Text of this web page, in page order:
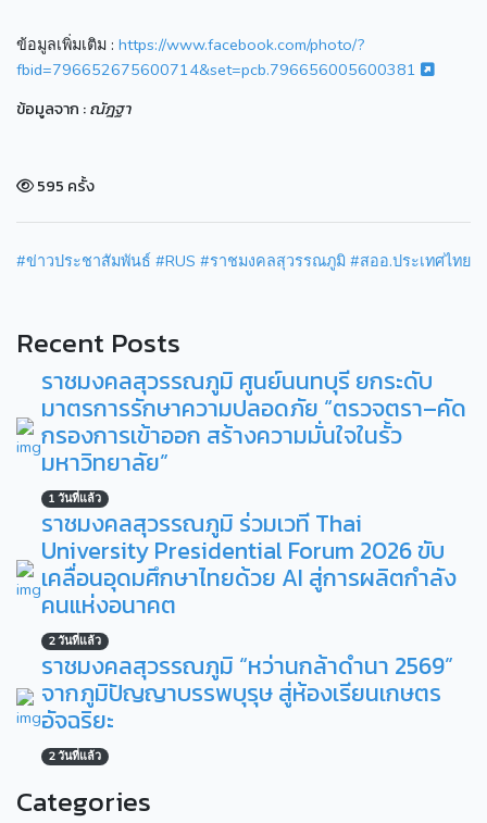
ข้อมูลเพิ่มเติม : https://www.facebook.com/photo/?
fbid=796652675600714&set=pcb.796656005600381
ข้อมูลจาก :ณัฎฐา
595 ครั้ง
#ข่าวประชาสัมพันธ์ #RUS #ราชมงคลสุวรรณภูมิ #สออ.ประเทศไทย
Recent Posts
ราชมงคลสุวรรณภูมิ ศูนย์นนทบุรี ยกระดับ
มาตรการรักษาความปลอดภัย “ตรวจตรา–คัด
กรองการเข้าออก สร้างความมั่นใจในรั้ว
มหาวิทยาลัย”
1 วันที่แล้ว
ราชมงคลสุวรรณภูมิ ร่วมเวที Thai
University Presidential Forum 2026 ขับ
เคลื่อนอุดมศึกษาไทยด้วย AI สู่การผลิตกำลัง
คนแห่งอนาคต
2 วันที่แล้ว
ราชมงคลสุวรรณภูมิ “หว่านกล้าดำนา 2569”
จากภูมิปัญญาบรรพบุรุษ สู่ห้องเรียนเกษตร
อัจฉริยะ
2 วันที่แล้ว
Categories